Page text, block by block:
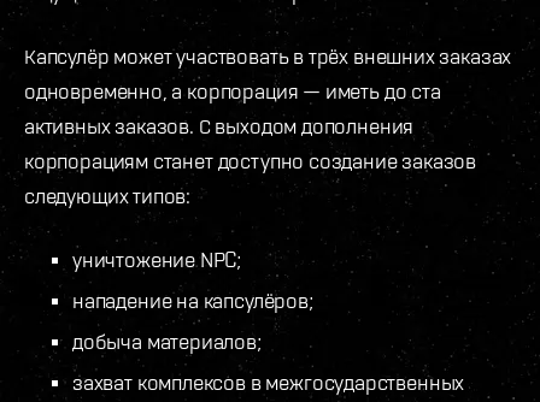
Капсулёр может участвовать в трёх внешних заказах
одновременно, а корпорация — иметь до ста
активных заказов. С выходом дополнения
корпорациям станет доступно создание заказов
следующих типов:
уничтожение NPC;
нападение на капсулёров;
добыча материалов;
захват комплексов в межгосударственных